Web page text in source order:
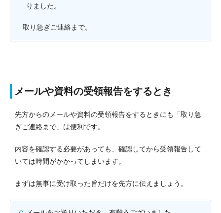
りました。
取り急ぎご連絡まで。
メールや資料の受領報告をするとき
先方からのメールや資料の受領報告をするときにも「取り急
ぎご連絡まで」は便利です。
内容を確認する必要があっても、確認してから受領報告して
いては時間がかかってしまいます。
まずは無事に受け取った旨だけを先方に伝えましょう。